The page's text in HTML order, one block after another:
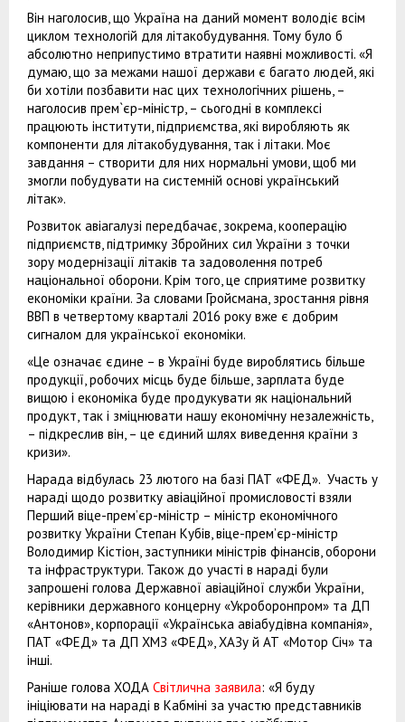
Він наголосив, що Україна на даний момент володіє всім
циклом технологій для літакобудування. Тому було б
абсолютно неприпустимо втратити наявні можливості. «Я
думаю, що за межами нашої держави є багато людей, які
би хотіли позбавити нас цих технологічних рішень, –
наголосив прем`єр-міністр, – сьогодні в комплексі
працюють інститути, підприємства, які виробляють як
компоненти для літакобудування, так і літаки. Моє
завдання – створити для них нормальні умови, щоб ми
змогли побудувати на системній основі український
літак».
Розвиток авіагалузі передбачає, зокрема, кооперацію
підприємств, підтримку Збройних сил України з точки
зору модернізації літаків та задоволення потреб
національної оборони. Крім того, це сприятиме розвитку
економіки країни. За словами Гройсмана, зростання рівня
ВВП в четвертому кварталі 2016 року вже є добрим
сигналом для української економіки.
«Це означає єдине – в Україні буде вироблятись більше
продукції, робочих місць буде більше, зарплата буде
вищою і економіка буде продукувати як національний
продукт, так і зміцнювати нашу економічну незалежність,
– підкреслив він, – це єдиний шлях виведення країни з
кризи».
Нарада відбулась 23 лютого на базі ПАТ «ФЕД». Участь у
нараді щодо розвитку авіаційної промисловості взяли
Перший віце-прем’єр-міністр – міністр економічного
розвитку України Степан Кубів, віце-прем’єр-міністр
Володимир Кістіон, заступники міністрів фінансів, оборони
та інфраструктури. Також до участі в нараді були
запрошені голова Державної авіаційної служби України,
керівники державного концерну «Укроборонпром» та ДП
«Антонов», корпорації «Українська авіабудівна компанія»,
ПАТ «ФЕД» та ДП ХМЗ «ФЕД», ХАЗу й АТ «Мотор Січ» та
інші.
Раніше голова ХОДА Світлична заявила: «Я буду
ініціювати на нараді в Кабміні за участю представників